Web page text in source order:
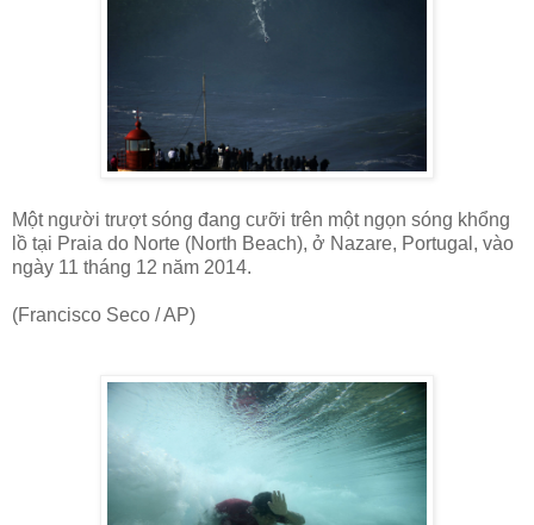
Một người trượt sóng đang cưỡi trên một ngọn sóng khổng
lồ tại Praia do Norte (North Beach), ở Nazare, Portugal, vào
ngày 11 tháng 12 năm 2014.
(Francisco Seco / AP)